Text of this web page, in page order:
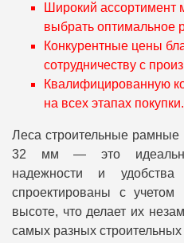
Широкий ассортимент
выбрать оптимальное
Конкурентные цены
сотрудничеству с
Квалифицированную
на всех этапах покупки.
Леса строительные
32 мм — это
надежности и
спроектированы с
высоте, что делает их
самых разных строительных